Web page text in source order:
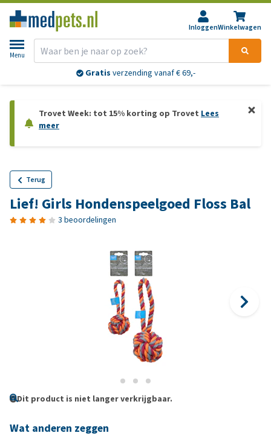
InloggenWinkelwagen
Menu
Gratis verzending vanaf € 69,-
Trovet Week: tot 15% korting op Trovet Lees
meer
Terug
Lief! Girls Hondenspeelgoed Floss Bal
3 beoordelingen
Dit product is niet langer verkrijgbaar.
Wat anderen zeggen